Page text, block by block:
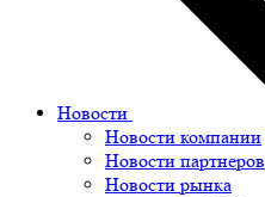
Новости
Новости компании
Новости партнеров
Новости рынка